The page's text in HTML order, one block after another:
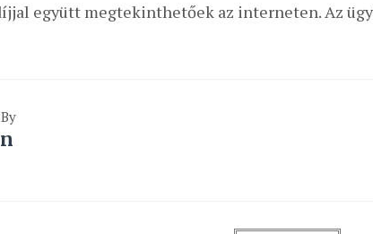
együtt megtekinthetőek az interneten. Az